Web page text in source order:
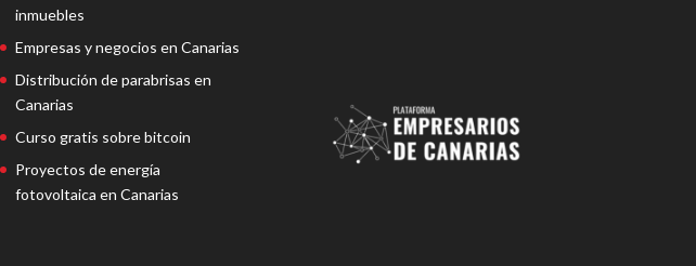
inmuebles
Empresas y negocios en Canarias
Distribución de parabrisas en
Canarias
Curso gratis sobre bitcoin
Proyectos de energía
fotovoltaica en Canarias